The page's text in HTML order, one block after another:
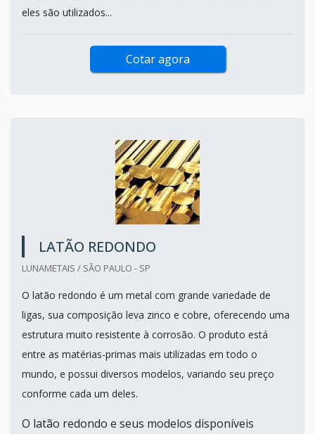
eles são utilizados...
Cotar agora
LATÃO REDONDO
LUNAMETAIS / SÃO PAULO - SP
O latão redondo é um metal com grande variedade de
ligas, sua composição leva zinco e cobre, oferecendo uma
estrutura muito resistente à corrosão. O produto está
entre as matérias-primas mais utilizadas em todo o
mundo, e possui diversos modelos, variando seu preço
conforme cada um deles.
O latão redondo e seus modelos disponíveis